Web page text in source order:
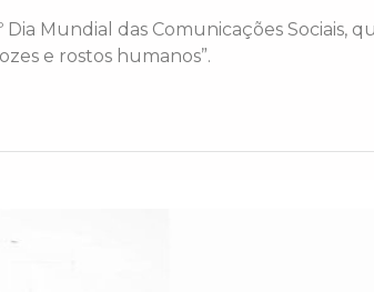
Mundial das Comunicações Sociais,
e rostos humanos”.